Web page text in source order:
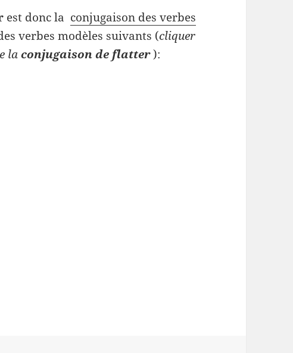
est donc la conjugaison des verbes
verbes modèles suivants (cliquer
laconjugaison de flatter):